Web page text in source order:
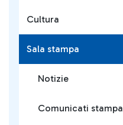
Cultura
Sala stampa
Notizie
Comunicati stampa